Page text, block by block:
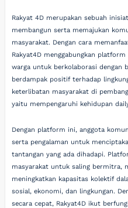
Rakyat 4D merupakan sebuah
membangun serta memajukan
masyarakat. Dengan cara
Rakyat4D menggabungkan
warga untuk berkolaborasi dengan
berdampak positif terhadap
keterlibatan masyarakat di
yaitu mempengaruhi kehidupan
Dengan platform ini, anggota
serta pengalaman untuk
tantangan yang ada dihadapi.
masyarakat untuk saling bermitra,
meningkatkan kapasitas kolektif
sosial, ekonomi, dan lingkungan.
secara cepat, Rakyat4D ikut